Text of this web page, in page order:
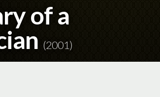
of a
(2001)